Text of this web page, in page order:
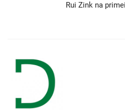
Rui Zink na